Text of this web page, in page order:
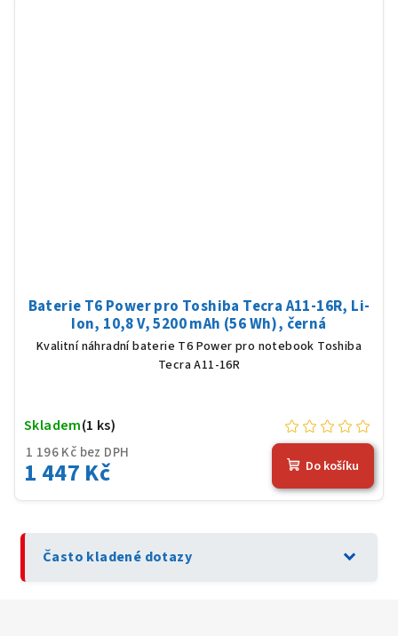
Baterie T6 Power pro Toshiba Tecra A11-16R, Li-
Ion, 10,8 V, 5200 mAh (56 Wh), černá
Kvalitní náhradní baterie T6 Power pro notebook Toshiba
Tecra A11-16R
1 196 Kč bez DPH
1 447 Kč
Skladem(1 ks)
Do košíku
Často kladené dotazy expand_more